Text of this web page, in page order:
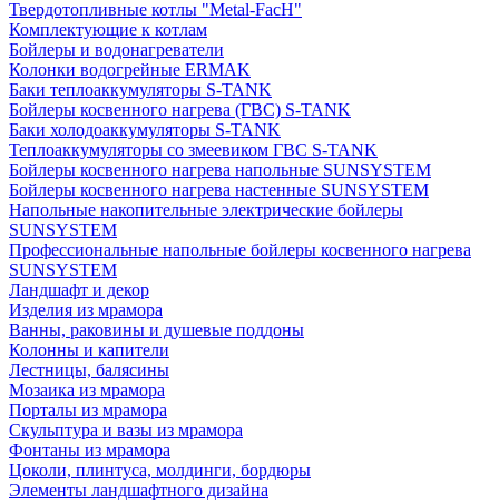
Твердотопливные котлы "Metal-FacH"
Комплектующие к котлам
Бойлеры и водонагреватели
Колонки водогрейные ERMAK
Баки теплоаккумуляторы S-TANK
Бойлеры косвенного нагрева (ГВС) S-TANK
Баки холодоаккумуляторы S-TANK
Теплоаккумуляторы со змеевиком ГВС S-TANK
Бойлеры косвенного нагрева напольные SUNSYSTEM
Бойлеры косвенного нагрева настенные SUNSYSTEM
Напольные накопительные электрические бойлеры
SUNSYSTEM
Профессиональные напольные бойлеры косвенного нагрева
SUNSYSTEM
Ландшафт и декор
Изделия из мрамора
Ванны, раковины и душевые поддоны
Колонны и капители
Лестницы, балясины
Мозаика из мрамора
Порталы из мрамора
Скульптура и вазы из мрамора
Фонтаны из мрамора
Цоколи, плинтуса, молдинги, бордюры
Элементы ландшафтного дизайна